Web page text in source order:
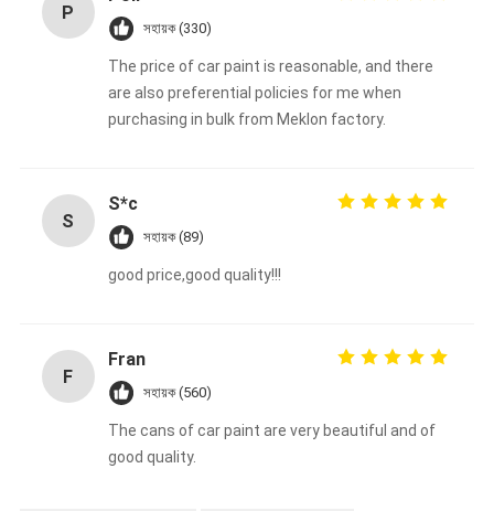
P
সহায়ক (330)
The price of car paint is reasonable, and there
are also preferential policies for me when
purchasing in bulk from Meklon factory.
S
S*c
সহায়ক (89)
good price,good quality!!!
F
Fran
সহায়ক (560)
The cans of car paint are very beautiful and of
good quality.